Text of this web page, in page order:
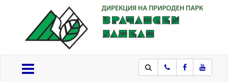
ТелефонFacebook